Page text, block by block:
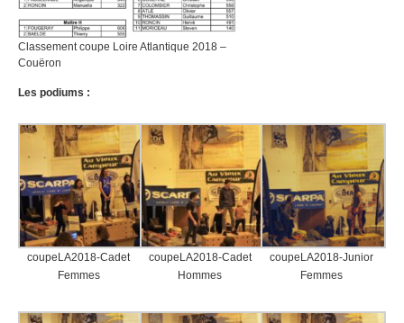
Classement coupe Loire Atlantique 2018 –
Couëron
Les podiums :
coupeLA2018-Cadet
Femmes
coupeLA2018-Cadet
Hommes
coupeLA2018-Junior
Femmes